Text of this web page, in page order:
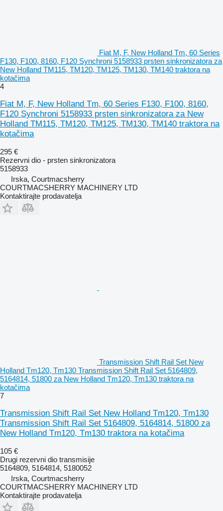
Fiat M, F, New Holland Tm, 60 Series
F130, F100, 8160, F120 Synchroni 5158933 prsten sinkronizatora za
New Holland TM115, TM120, TM125, TM130, TM140 traktora na
kotačima
4
Fiat M, F, New Holland Tm, 60 Series F130, F100, 8160,
F120 Synchroni 5158933 prsten sinkronizatora za New
Holland TM115, TM120, TM125, TM130, TM140 traktora na
kotačima
295 €
Rezervni dio - prsten sinkronizatora
5158933
Irska, Courtmacsherry
COURTMACSHERRY MACHINERY LTD
Kontaktirajte prodavatelja
Transmission Shift Rail Set New
Holland Tm120, Tm130 Transmission Shift Rail Set 5164809,
5164814, 51800 za New Holland Tm120, Tm130 traktora na
kotačima
7
Transmission Shift Rail Set New Holland Tm120, Tm130
Transmission Shift Rail Set 5164809, 5164814, 51800 za
New Holland Tm120, Tm130 traktora na kotačima
105 €
Drugi rezervni dio transmisije
5164809, 5164814, 5180052
Irska, Courtmacsherry
COURTMACSHERRY MACHINERY LTD
Kontaktirajte prodavatelja